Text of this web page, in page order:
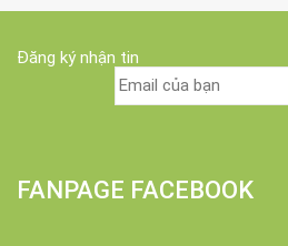
Đăng ký nhận tin
FANPAGE FACEBOOK